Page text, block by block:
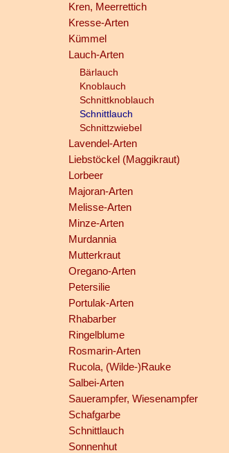
Kren, Meerrettich
Kresse-Arten
Kümmel
Lauch-Arten
Bärlauch
Knoblauch
Schnittknoblauch
Schnittlauch
Schnittzwiebel
Lavendel-Arten
Liebstöckel (Maggikraut)
Lorbeer
Majoran-Arten
Melisse-Arten
Minze-Arten
Murdannia
Mutterkraut
Oregano-Arten
Petersilie
Portulak-Arten
Rhabarber
Ringelblume
Rosmarin-Arten
Rucola, (Wilde-)Rauke
Salbei-Arten
Sauerampfer, Wiesenampfer
Schafgarbe
Schnittlauch
Sonnenhut